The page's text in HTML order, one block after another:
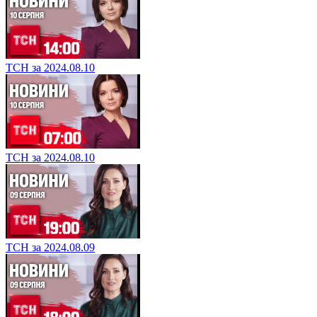
ТСН за 2024.08.10
ТСН за 2024.08.10
ТСН за 2024.08.09